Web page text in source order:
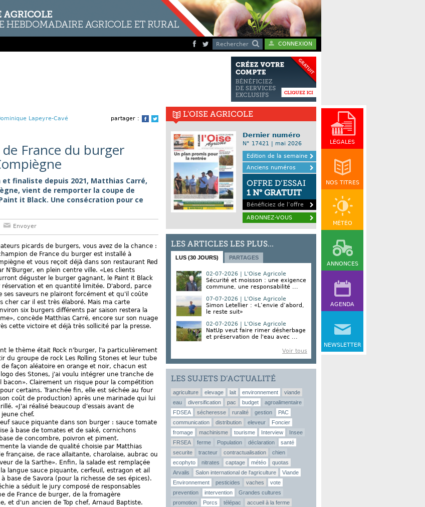
Rechercher CONNEXION
LÉGALES
NOS TITRES
MÉTÉO
ANNONCES
AGENDA
NEWSLETTER
partager :
Facebook
Twitter
Lapeyre-Cavé
France du burger
finaliste depuis 2021, Matthias Carré,
vient de remporter la coupe de
it Black. Une consécration pour ce
Envoyer
picards de burgers, vous avez de la chance :
de France du burger est installé à
et vous reçoit déjà dans son restaurant Red
N'Burger, en plein centre ville. «Les clients
déguster le burger gagnant, le Paint it Black
réservation et en quantité limitée. D'abord, parce
ses saveurs ne plairont forcément et qu'il coûte
cher car il est très élaboré. Mais ma carte
six burgers différents par saison restera la
concède Matthias Carré, encore sur son nuage
cette victoire et déjà très sollicité par la presse.
le thème était Rock n'burger, l'a particulièrement
du groupe de rock Les Rolling Stones et leur tube
façon aléatoire en orange et noir, chacun est
des Stones, j'ai voulu intégrer une tranche de
Clairement un risque pour la compétition
certains. Tranchée fin, elle est séchée au four
coût de production) après une marinade qui lui
«J'ai réalisé beaucoup d'essais avant de
chef.
sauce piquante dans son burger : sauce tomate
à base de tomates et de saké, cornichons
de concombre, poivron et piment.
la viande de qualité choisie par Matthias
française, de race allaitante, charolaise, aubrac ou
de la Sarthe». Enfin, la salade est remplaçée
langue sauce piquante, cerfeuil, estragon et ail
base de Savora (pour la richesse de ses épices).
a séduit le jury composé de responsables
de France de burger, de la fromagère
et d'un ancien de Top chef, Arnaud Baptiste.
L'OISE AGRICOLE
Dernier numéro
N° 17421 | mai 2026
Edition de la semaine
Anciens numéros
OFFRE D’ESSAI
1 N° GRATUIT
Bénéficiez de l’offre
ABONNEZ-VOUS
LES ARTICLES LES PLUS...
LUS (30 JOURS) PARTAGES
02-07-2026 | L'Oise Agricole
Sécurité et moisson : une exigence
commune, une responsabilité ...
07-07-2026 | L'Oise Agricole
Simon Letellier : «L’envie d’abord,
le reste suit»
02-07-2026 | L'Oise Agricole
NatUp veut faire rimer désherbage
et préservation de l'eau avec ...
Voir tous
LES SUJETS D’ACTUALITÉ
agriculture elevage lait environnement
viande
eau
diversification pac budget
agroalimentaire
FDSEA
sécheresse ruralité gestion
PAC
communication
distribution eleveur
Foncier
fromage
machinisme tourisme Interview
Insee
FRSEA
ferme Population déclaration
santé
securite
tracteur contractualisation
chien
ecophyto
nitrates captage météo
quotas
Arvalis
Salon international de l'agriculture
Viande
Environnement
pesticides vaches
vote
prevention
intervention
Grandes cultures
promotion
Porcs télépac accueil à la ferme